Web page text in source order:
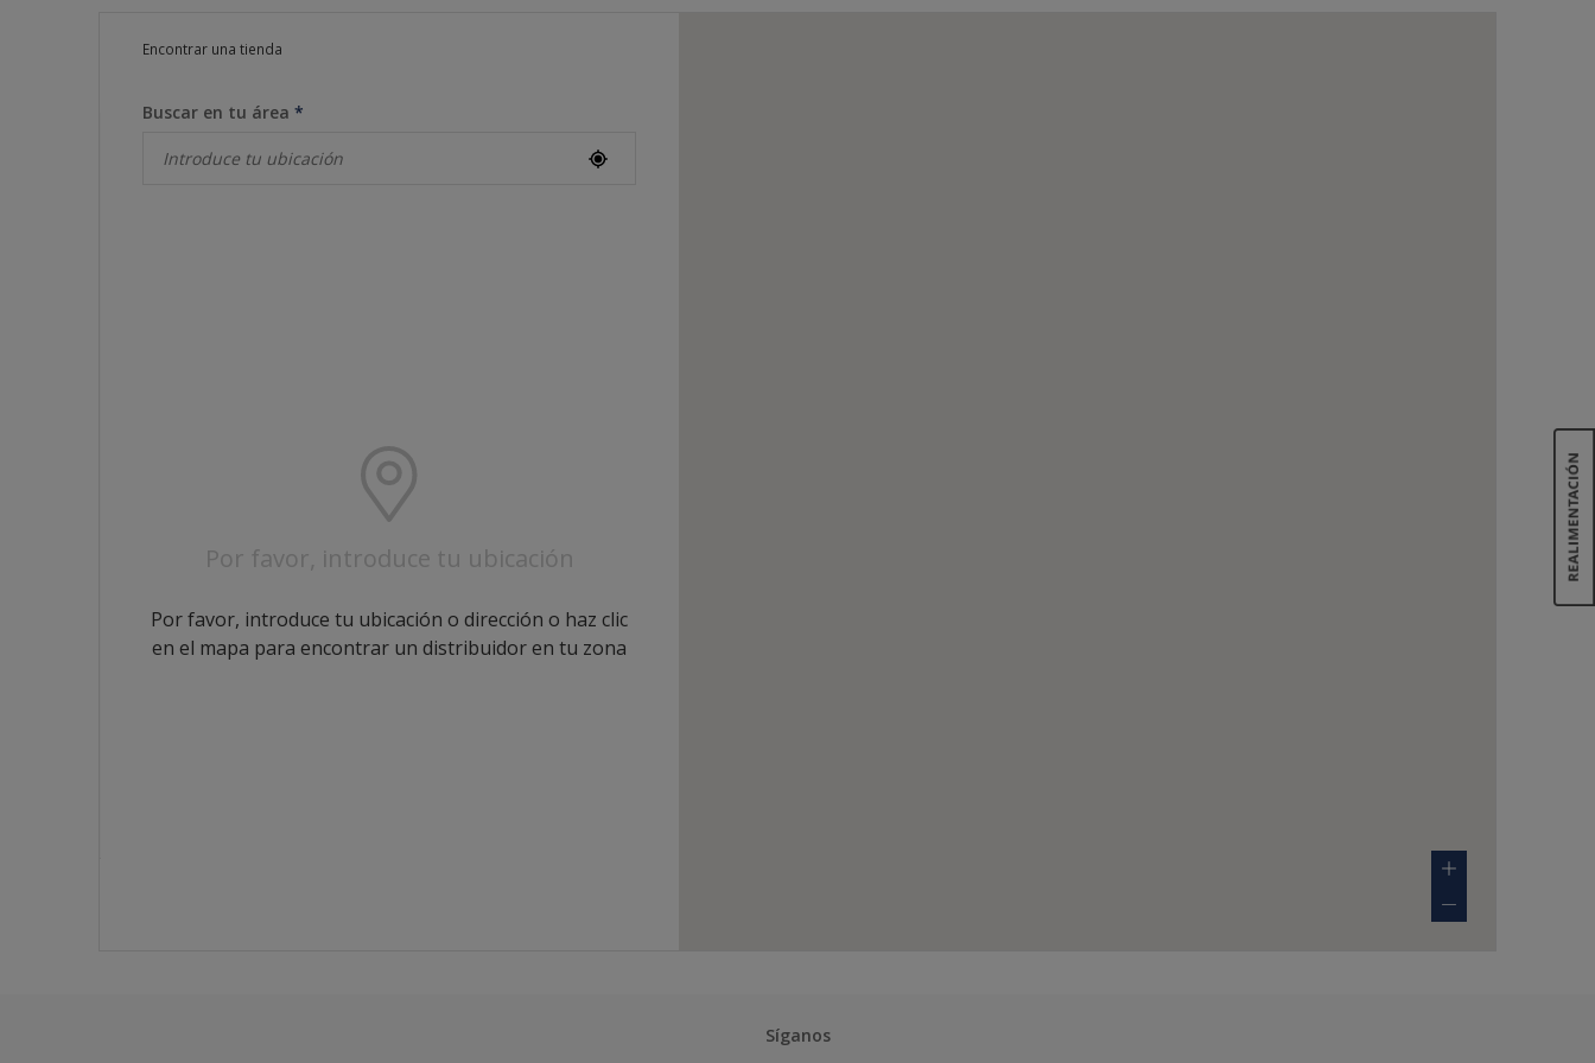
Encontrar una tienda
Buscar en tu área *
Por favor, introduce tu ubicación
Por favor, introduce tu ubicación o dirección o haz clic
en el mapa para encontrar un distribuidor en tu zona
Síganos